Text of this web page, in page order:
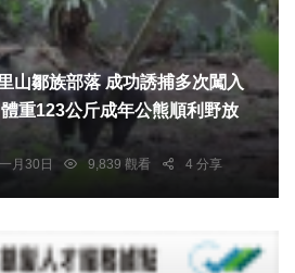
成功誘捕多次闖入
月30日 9,839 觀看 4 分享